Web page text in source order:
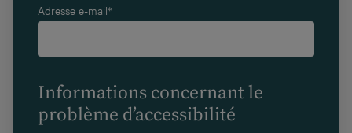
Adresse e-mail*
Informations concernant le
problème d’accessibilité